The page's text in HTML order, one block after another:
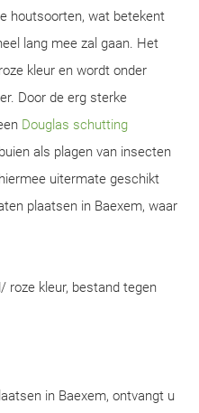
houtsoorten, wat betekent
lang mee zal gaan. Het
kleur en wordt onder
Door de erg sterke
Douglas schutting
als plagen van insecten
uitermate geschikt
plaatsen in Baexem, waar
roze kleur, bestand tegen
in Baexem, ontvangt u